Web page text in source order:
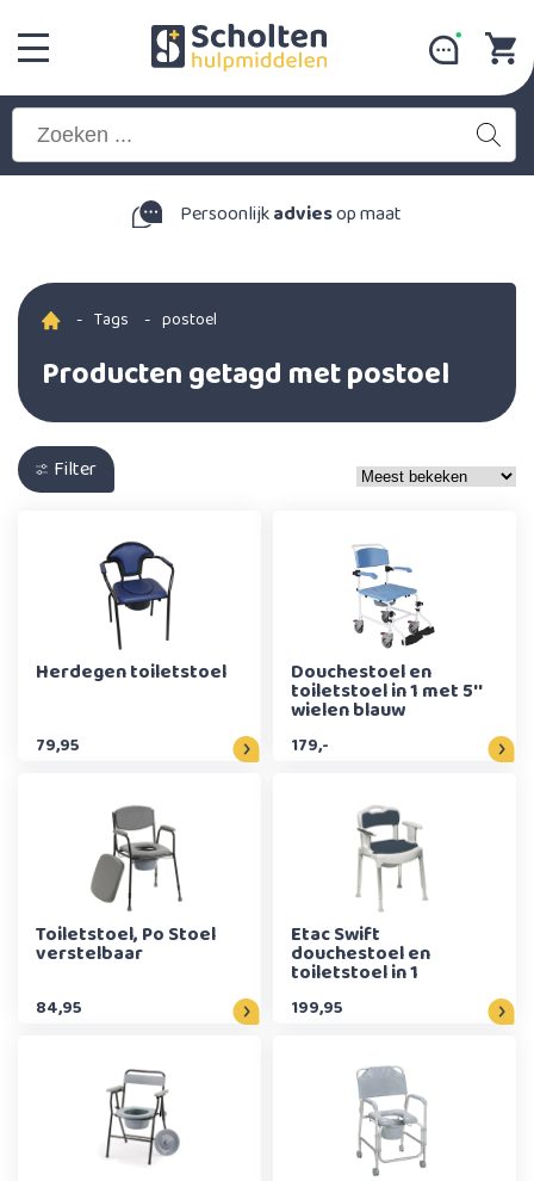
Persoonlijkadviesop maat
- Tags - postoel
Producten getagd met postoel
Filter
Herdegen toiletstoel
79,95
Douchestoel en
toiletstoel in 1 met 5''
wielen blauw
179,-
Toiletstoel, Po Stoel
verstelbaar
84,95
Etac Swift
douchestoel en
toiletstoel in 1
199,95